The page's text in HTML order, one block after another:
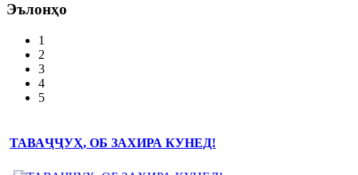
Эълонҳо
1
2
3
4
5
ТАВАҶҶУҲ, ОБ ЗАХИРА КУНЕД!